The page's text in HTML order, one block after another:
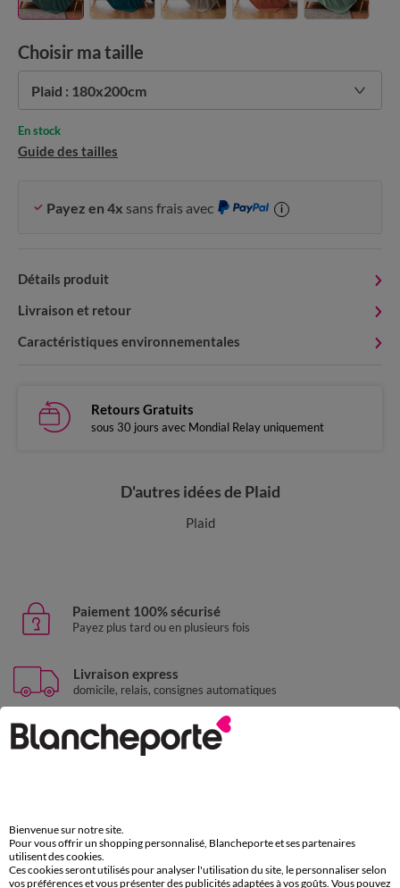
Choisir ma taille
Plaid : 180x200cm
Guide des tailles
En stock
Payez en 4x sans frais avec i
Détails produit
Livraison et retour
Caractéristiques environnementales
Retours Gratuits
sous 30 jours avec Mondial Relay uniquement
D'autres idées de Plaid
Plaid
Paiement 100% sécurisé
Payez plus tard ou en plusieurs fois
Livraison express
domicile, relais, consignes automatiques
Retours gratuits
sous 30 jours avec Mondial Relay uniquement
de 8h00 à 20h00 du lundi au samedi
Bienvenue sur notre site.
Pour vous offrir un shopping personnalisé, Blancheporte et ses partenaires
utilisent des cookies.
Ces cookies seront utilisés pour analyser l'utilisation du site, le personnaliser selon
vos préférences et vous présenter des publicités adaptées à vos goûts. Vous pouvez